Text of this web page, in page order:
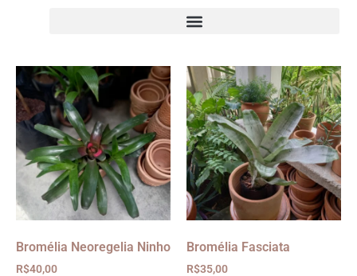
Bromélia Neoregelia Ninho
R$40,00
Bromélia Fasciata
R$35,00